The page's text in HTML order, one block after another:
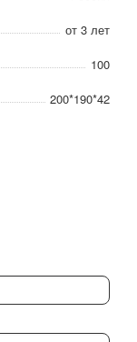
от 3 лет
100
200*190*42